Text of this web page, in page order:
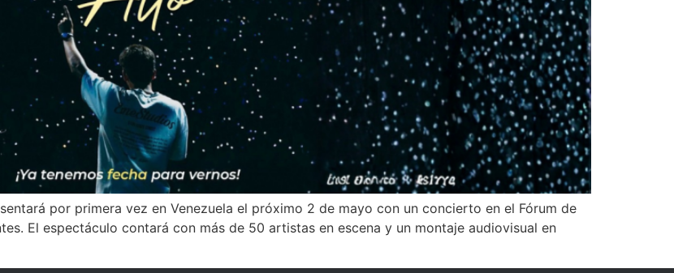
por primera vez en Venezuela el próximo 2 de mayo con un concierto en el Fórum de
El espectáculo contará con más de 50 artistas en escena y un montaje audiovisual en